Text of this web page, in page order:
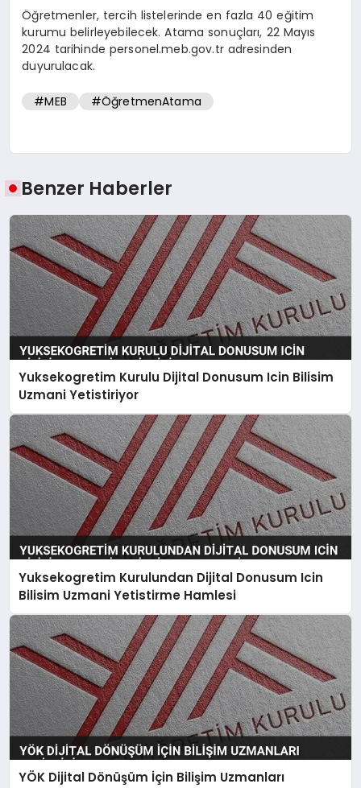
Öğretmenler, tercih listelerinde en fazla 40 eğitim
kurumu belirleyebilecek. Atama sonuçları, 22 Mayıs
2024 tarihinde personel.meb.gov.tr adresinden
duyurulacak.
#MEB #ÖğretmenAtama
Benzer Haberler
Yuksekogretim Kurulu Dijital Donusum Icin Bilisim
Uzmani Yetistiriyor
Yuksekogretim Kurulundan Dijital Donusum Icin
Bilisim Uzmani Yetistirme Hamlesi
YÖK Dijital Dönüşüm İçin Bilişim Uzmanları